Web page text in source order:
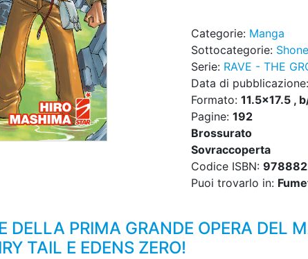
Categorie: Manga
Sottocategorie:
Serie: RAVE - THE
Data di pubblicazione:
Formato: 11.5x17.5 ,
Pagine: 192
Brossurato
Sovraccoperta
Codice ISBN:
Puoi trovarlo in:
DELLA PRIMA GRANDE OPERA DEL
TAIL E EDENS ZERO!